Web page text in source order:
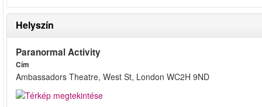
Helyszín
Paranormal Activity
Cím
Ambassadors Theatre, West St, London WC2H 9ND